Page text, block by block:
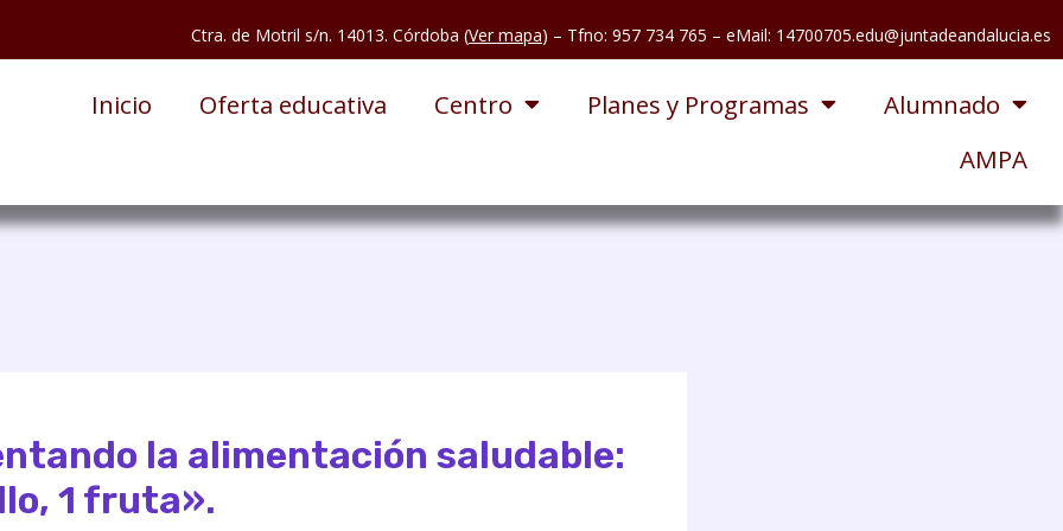
Ctra. de Motril s/n. 14013. Córdoba (Ver mapa) – Tfno: 957 734 765 – eMail: 14700705.edu@juntadeandalucia.es
Inicio Oferta educativa Centro Planes y Programas
Alumnado
AMPA
la alimentación saludable:
1 fruta».